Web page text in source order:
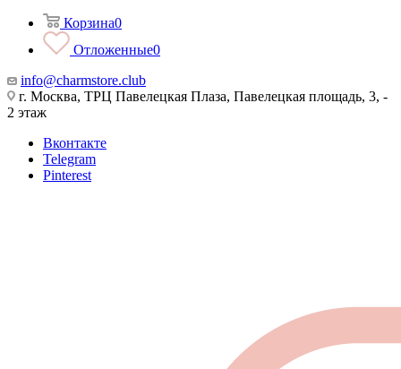
Корзина0
Отложенные0
info@charmstore.club
г. Москва, ТРЦ Павелецкая Плаза, Павелецкая площадь, 3, -
2 этаж
Вконтакте
Telegram
Pinterest